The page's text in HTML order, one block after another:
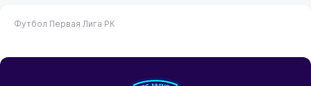
Футбол Первая Лига РК